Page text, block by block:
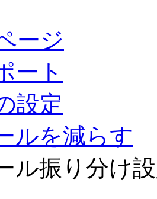
ージ
ート
設定
ルを減らす
ル振り分け